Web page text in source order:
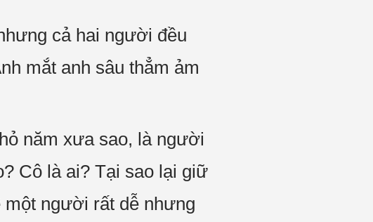
cả hai người đều
mắt anh sâu thẳm ảm
năm xưa sao, là người
Cô là ai? Tại sao lại giữ
người rất dễ nhưng